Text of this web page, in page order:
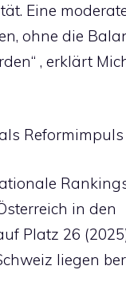
Eine
ohne die
, erklärt
Reformimpuls
in den
Platz 26
liegen